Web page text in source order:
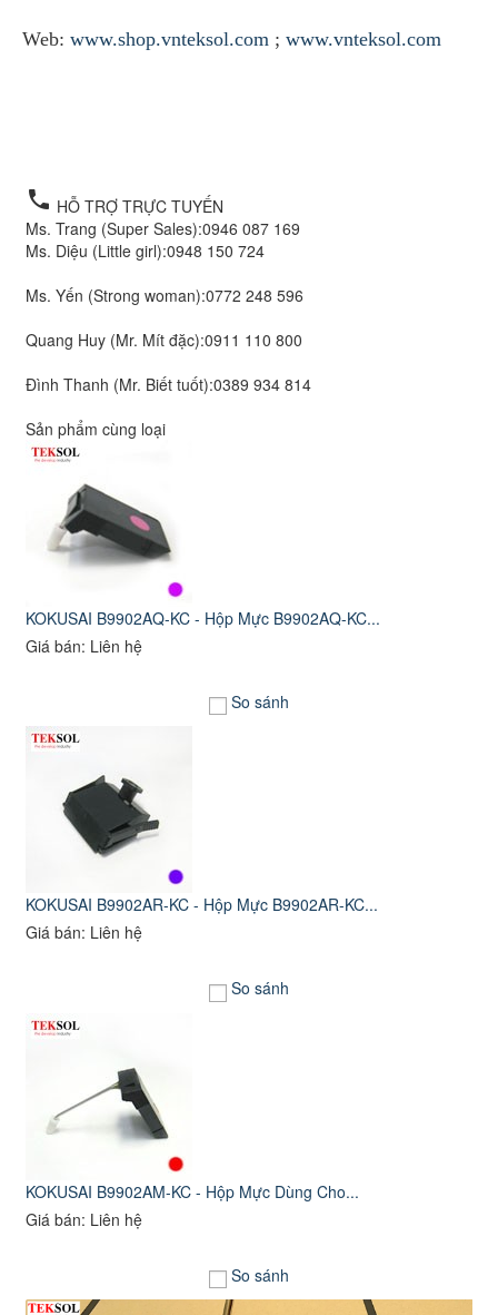
Web: www.shop.vnteksol.com ; www.vnteksol.com
local_phone HỖ TRỢ TRỰC TUYẾN
Ms. Trang (Super Sales):0946 087 169
Ms. Diệu (Little girl):0948 150 724
Ms. Yến (Strong woman):0772 248 596
Quang Huy (Mr. Mít đặc):0911 110 800
Đình Thanh (Mr. Biết tuốt):0389 934 814
Sản phẩm cùng loại
KOKUSAI B9902AQ-KC - Hộp Mực B9902AQ-KC...
Giá bán: Liên hệ
So sánh
KOKUSAI B9902AR-KC - Hộp Mực B9902AR-KC...
Giá bán: Liên hệ
So sánh
KOKUSAI B9902AM-KC - Hộp Mực Dùng Cho...
Giá bán: Liên hệ
So sánh